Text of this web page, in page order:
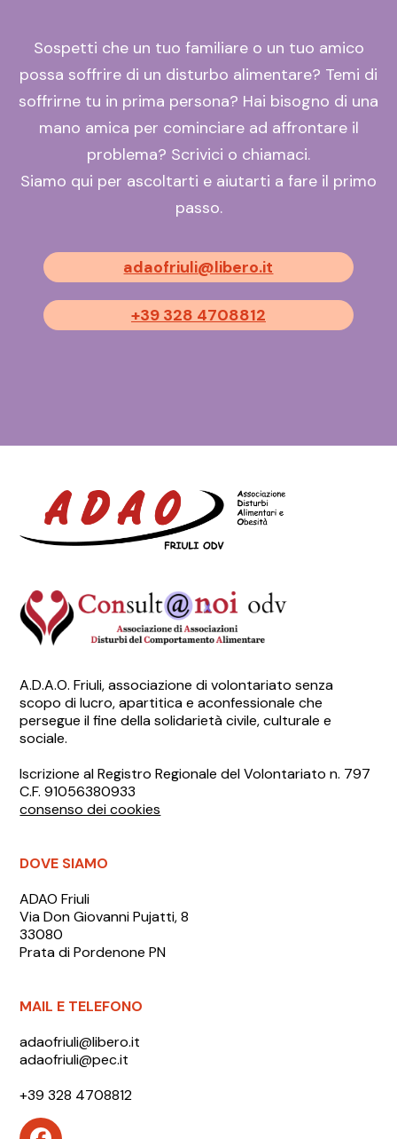
Sospetti che un tuo familiare o un tuo amico
possa soffrire di un disturbo alimentare? Temi di
soffrirne tu in prima persona? Hai bisogno di una
mano amica per cominciare ad affrontare il
problema? Scrivici o chiamaci.
Siamo qui per ascoltarti e aiutarti a fare il primo
passo.
adaofriuli@libero.it
+39 328 4708812
A.D.A.O. Friuli, associazione di volontariato senza
scopo di lucro, apartitica e aconfessionale che
persegue il fine della solidarietà civile, culturale e
sociale.
Iscrizione al Registro Regionale del Volontariato n. 797
C.F. 91056380933
consenso dei cookies
DOVE SIAMO
ADAO Friuli
Via Don Giovanni Pujatti, 8
33080
Prata di Pordenone PN
MAIL E TELEFONO
adaofriuli@libero.it
adaofriuli@pec.it
+39 328 4708812